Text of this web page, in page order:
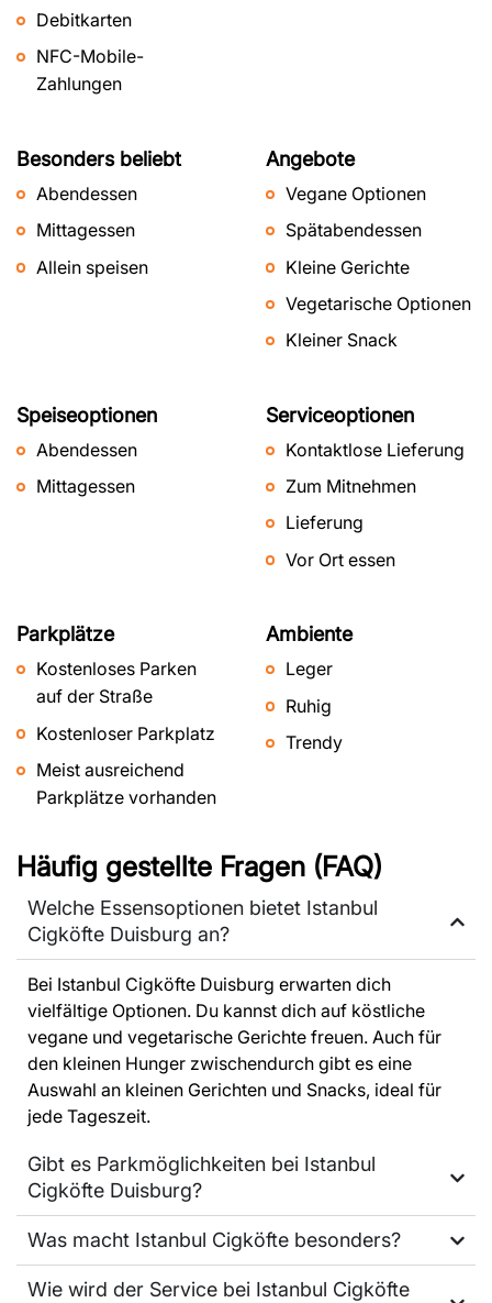
Debitkarten
NFC-Mobile-
Zahlungen
Besonders beliebt
Abendessen
Mittagessen
Allein speisen
Angebote
Vegane Optionen
Spätabendessen
Kleine Gerichte
Vegetarische Optionen
Kleiner Snack
Speiseoptionen
Abendessen
Mittagessen
Serviceoptionen
Kontaktlose Lieferung
Zum Mitnehmen
Lieferung
Vor Ort essen
Parkplätze
Kostenloses Parken
auf der Straße
Kostenloser Parkplatz
Meist ausreichend
Parkplätze vorhanden
Ambiente
Leger
Ruhig
Trendy
Häufig gestellte Fragen (FAQ)
Welche Essensoptionen bietet Istanbul
Cigköfte Duisburg an?
Bei Istanbul Cigköfte Duisburg erwarten dich
vielfältige Optionen. Du kannst dich auf köstliche
vegane und vegetarische Gerichte freuen. Auch für
den kleinen Hunger zwischendurch gibt es eine
Auswahl an kleinen Gerichten und Snacks, ideal für
jede Tageszeit.
Gibt es Parkmöglichkeiten bei Istanbul
Cigköfte Duisburg?
Was macht Istanbul Cigköfte besonders?
Wie wird der Service bei Istanbul Cigköfte